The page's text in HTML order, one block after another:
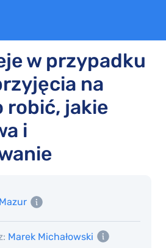
w przypadku
na
robić, jakie
i
Marek Michałowski